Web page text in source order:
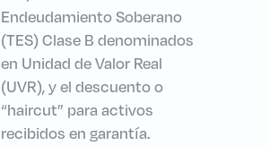
Endeudamiento Soberano
(TES) Clase B denominados
en Unidad de Valor Real
(UVR), y el descuento o
“haircut” para activos
recibidos en garantía.